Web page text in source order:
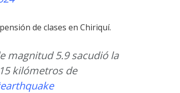
de clases en Chiriquí.
magnitud 5.9 sacudió la
kilómetros de